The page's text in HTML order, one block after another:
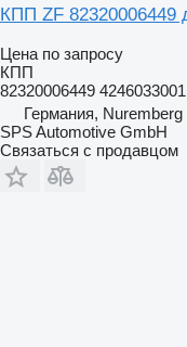
КПП ZF 82320006449
Цена по запросу
КПП
82320006449 4246033001
Германия, Nuremberg
SPS Automotive GmbH
Связаться с продавцом